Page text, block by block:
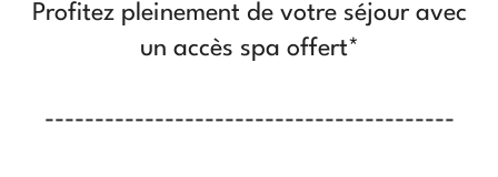
Profitez pleinement de votre séjour avec
un accès spa offert*
-----------------------------------------